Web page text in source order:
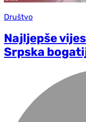
Društvo
Najljepše
Srpska